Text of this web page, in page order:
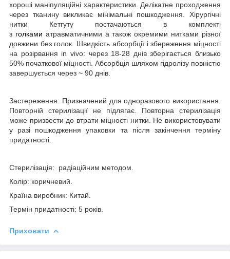
хороші маніпуляційні характеристики. Делікатне проходження
через тканину викликає мінімальні пошкодження. Хірургічні
нитки Кетгуту постачаються в комплекті
з голками атравматичними а також окремими нитками різної
довжини без голок. Швидкість абсорбції і збереження міцності
на розірвання in vivo: через 18-28 днів зберігається близько
50% початкової міцності. Абсорбція шляхом гідролізу повністю
завершується через ~ 90 днів.
Застереження: Призначений для одноразового використання.
Повторній стерилізації не підлягає. Повторна стерилізація
може призвести до втрати міцності нитки. Не використовувати
у разі
пошкодження упаковки
та після закінчення терміну
придатності.
Стерилізація: радіаційним методом.
Колір: коричневий.
Країна виробник: Китай.
Термін придатності: 5 років.
Приховати